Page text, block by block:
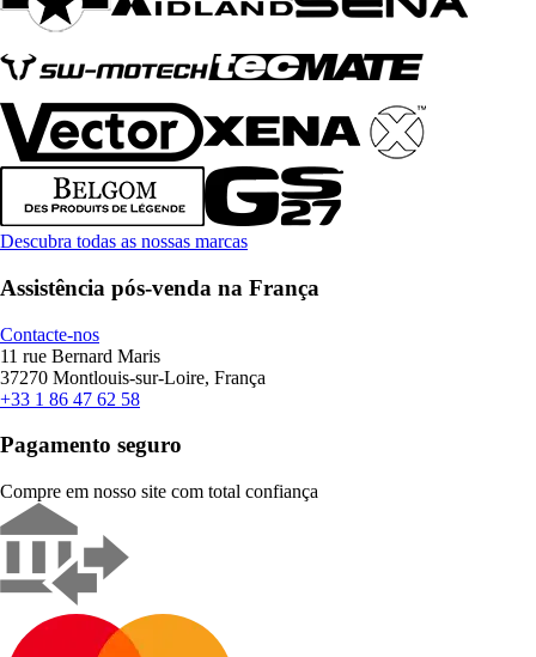
Descubra todas as nossas marcas
Assistência pós-venda na França
Contacte-nos
11 rue Bernard Maris
37270 Montlouis-sur-Loire, França
+33 1 86 47 62 58
Pagamento seguro
Compre em nosso site com total confiança